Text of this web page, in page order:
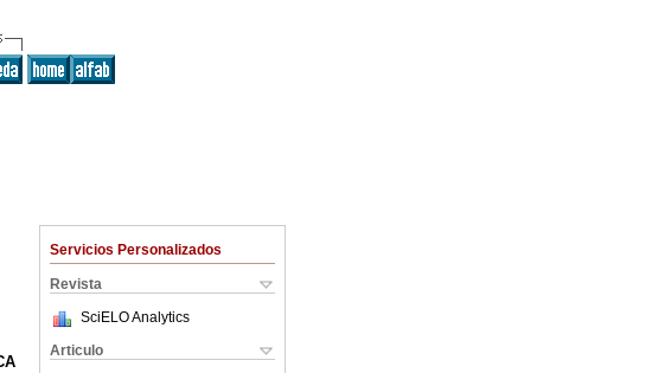
Servicios Personalizados
Revista
SciELO Analytics
Articulo